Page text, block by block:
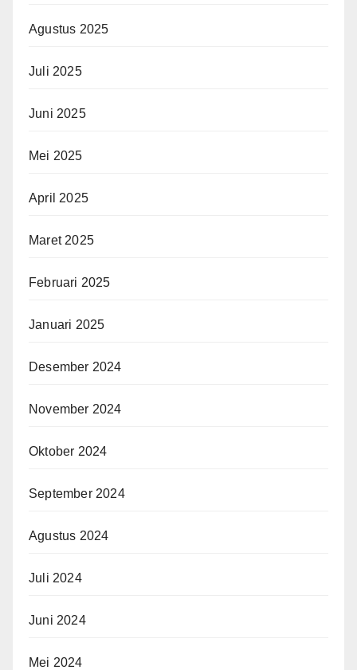
Agustus 2025
Juli 2025
Juni 2025
Mei 2025
April 2025
Maret 2025
Februari 2025
Januari 2025
Desember 2024
November 2024
Oktober 2024
September 2024
Agustus 2024
Juli 2024
Juni 2024
Mei 2024